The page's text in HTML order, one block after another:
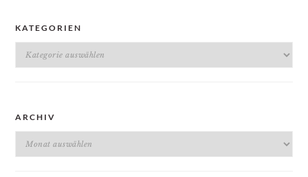
KATEGORIEN
Kategorien
ARCHIV
Archiv